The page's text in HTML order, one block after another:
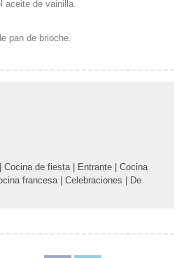
aceite de vainilla.
pan de brioche.
| Cocina de fiesta | Entrante | Cocina
francesa | Celebraciones | De